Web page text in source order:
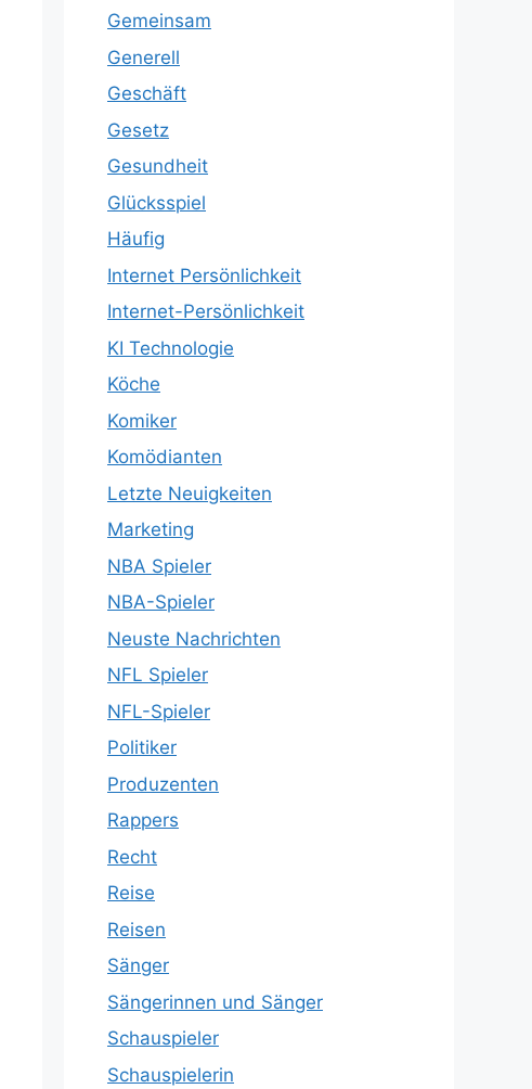
Gemeinsam
Generell
Geschäft
Gesetz
Gesundheit
Glücksspiel
Häufig
Internet Persönlichkeit
Internet-Persönlichkeit
KI Technologie
Köche
Komiker
Komödianten
Letzte Neuigkeiten
Marketing
NBA Spieler
NBA-Spieler
Neuste Nachrichten
NFL Spieler
NFL-Spieler
Politiker
Produzenten
Rappers
Recht
Reise
Reisen
Sänger
Sängerinnen und Sänger
Schauspieler
Schauspielerin